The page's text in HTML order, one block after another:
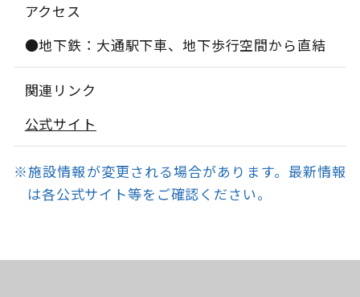
アクセス
●地下鉄：大通駅下車、地下歩行空間から直結
関連リンク
公式サイト
※施設情報が変更される場合があります。最新情報
は各公式サイト等をご確認ください。